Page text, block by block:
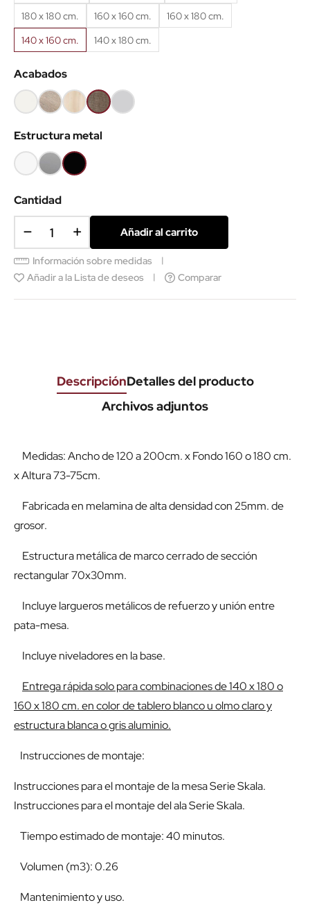
180 x 180 cm.
160 x 160 cm.
160 x 180 cm.
140 x 160 cm.
140 x 180 cm.
Acabados
BlancoOlmo
claro
AcaciaNebraska
Gris
claro
Estructura metal
BlancoGris
aluminio
Negro
Cantidad
Añadir al carrito
Información sobre medidas
Añadir a la Lista de deseos
Comparar
DescripciónDetalles del producto
Archivos adjuntos
Medidas: Ancho de 120 a 200cm. x Fondo 160 o 180 cm.
x Altura 73-75cm.
Fabricada en melamina de alta densidad con 25mm. de
grosor.
Estructura metálica de marco cerrado de sección
rectangular 70x30mm.
Incluye largueros metálicos de refuerzo y unión entre
pata-mesa.
Incluye niveladores en la base.
Entrega rápida solo para combinaciones de 140 x 180 o
160 x 180 cm. en color de tablero blanco u olmo claro y
estructura blanca o gris aluminio.
Instrucciones de montaje:
Instrucciones para el montaje de la mesa Serie Skala.
Instrucciones para el montaje del ala Serie Skala.
Tiempo estimado de montaje: 40 minutos.
Volumen (m3): 0.26
Mantenimiento y uso.